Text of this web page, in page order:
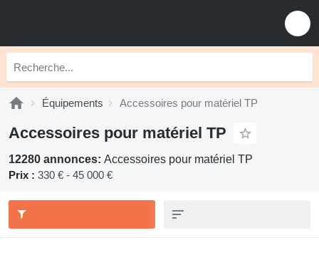
Équipements Accessoires pour matériel TP
Accessoires pour matériel TP
12280 annonces: Accessoires pour matériel TP
Prix : 330 € - 45 000 €